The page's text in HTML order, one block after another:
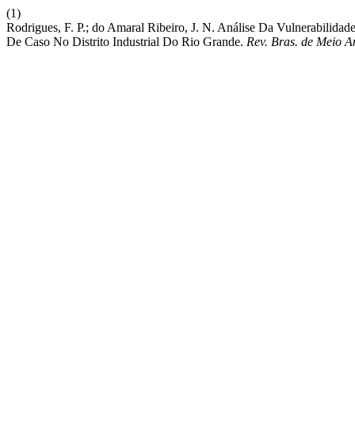
(1)
Rodrigues, F. P.; do Amaral Ribeiro, J. N. Análise Da
De Caso No Distrito Industrial Do Rio Grande. Rev. Bras. de Meio